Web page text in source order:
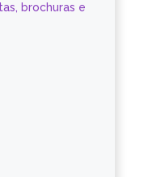
brochuras e